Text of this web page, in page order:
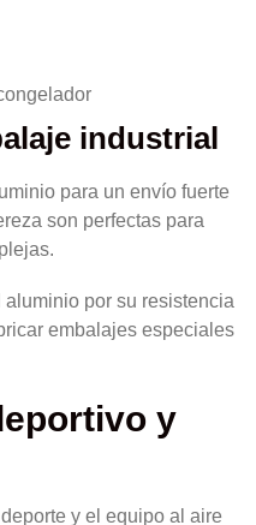
industrial
para un envío fuerte
son perfectas para
por su resistencia
embalajes especiales
y
y el equipo al aire